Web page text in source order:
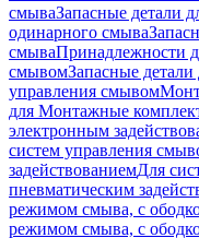
смываЗапасные детали
одинарного смыва
смываПринадлежности
смывомЗапасные
управления смывом
для Монтажные
электронным
систем управления
задействованиемДля
пневматическим
режимом смыва, с
режимом смыва, с